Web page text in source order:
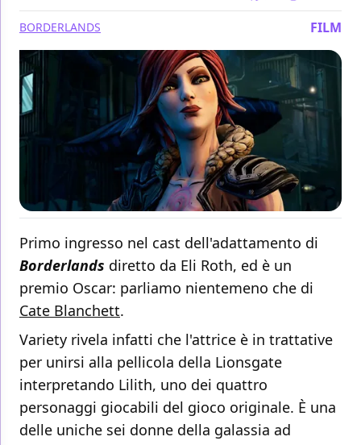
BORDERLANDS FILM
Primo ingresso nel cast dell'adattamento di
Borderlands diretto da Eli Roth, ed è un
premio Oscar: parliamo nientemeno che di
Cate Blanchett.
Variety rivela infatti che l'attrice è in trattative
per unirsi alla pellicola della Lionsgate
interpretando Lilith, uno dei quattro
personaggi giocabili del gioco originale. È una
delle uniche sei donne della galassia ad